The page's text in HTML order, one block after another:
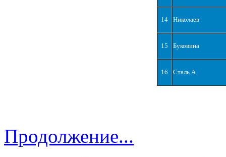
14 Николаев
15 Буковина
16 Сталь А
Продолжение...